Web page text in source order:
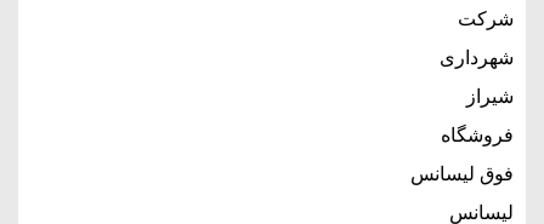
شرکت
شهرداری
شیراز
فروشگاه
فوق لیسانس
لیسانس